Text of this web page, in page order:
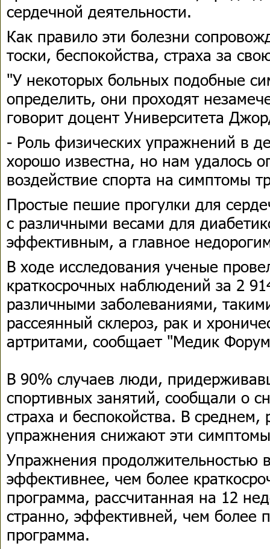
сердечной деятельности.
Как правило эти болезни
тоски, беспокойства, страха за
"У некоторых больных подобные
определить, они проходят
говорит доцент Университета
- Роль физических упражнений в
хорошо известна, но нам удалось
воздействие спорта на симптомы
Простые пешие прогулки для
с различными весами для
эффективным, а главное
В ходе исследования ученые
краткосрочных наблюдений за 2
различными заболеваниями,
рассеянный склероз, рак и
артритами, сообщает "Медик
В 90% случаев люди,
спортивных занятий, сообщали о
страха и беспокойства. В
упражнения снижают эти
Упражнения продолжительностью
эффективнее, чем более
программа, рассчитанная на 12
странно, эффективней, чем более
программа.